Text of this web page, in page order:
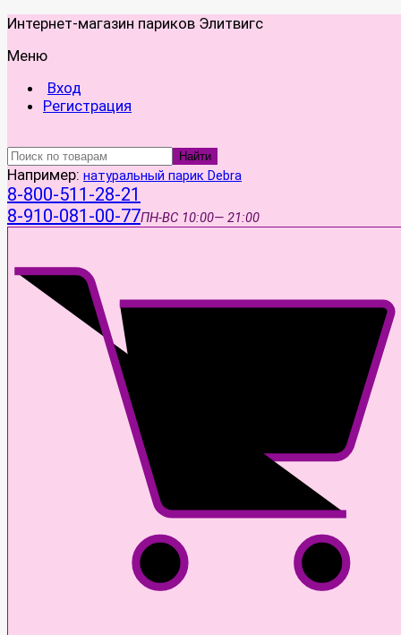
Интернет-магазин париков Элитвигс
Меню
Вход
Регистрация
Найти
Например: натуральный парик Debra
8-800-511-28-21
8-910-081-00-77ПН-ВС 10:00— 21:00